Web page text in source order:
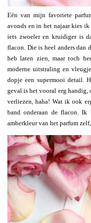
Eén van mijn favoriete
avonds en in het najaar kies
iets zwoeler en kruidiger is
flacon. Die is heel anders dan
heb laten zien, maar toch
moderne uitstraling en
dopje een supermooi detail.
geval is het vooral erg
verliezen, haha! Wat ik ook
band onderaan de flacon.
amberkleur van het parfum